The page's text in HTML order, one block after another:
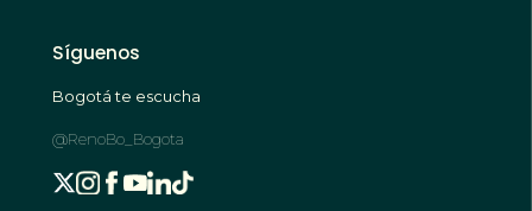
Síguenos
Bogotá te escucha
@RenoBo_Bogota